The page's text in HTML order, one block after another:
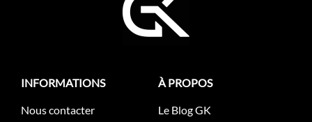
INFORMATIONS
Nous contacter
À PROPOS
Le Blog GK